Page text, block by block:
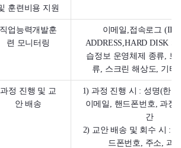
훈련비용 지원
직업능력개발훈
련 모니터링
이메일,접속로그 (IP,
ADDRESS,HARD DISK
습정보 운영체제 종류, 브
류, 스크린 해상도, 기타
과정 진행 및 교
안 배송
1) 과정 진행 시 : 성명(한
이메일, 핸드폰번호, 과정
간
2) 교안 배송 및 회수 시 :
드폰번호, 주소, 과